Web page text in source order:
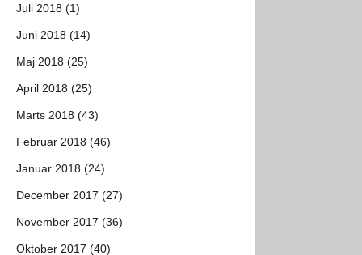
Juli 2018 (1)
Juni 2018 (14)
Maj 2018 (25)
April 2018 (25)
Marts 2018 (43)
Februar 2018 (46)
Januar 2018 (24)
December 2017 (27)
November 2017 (36)
Oktober 2017 (40)